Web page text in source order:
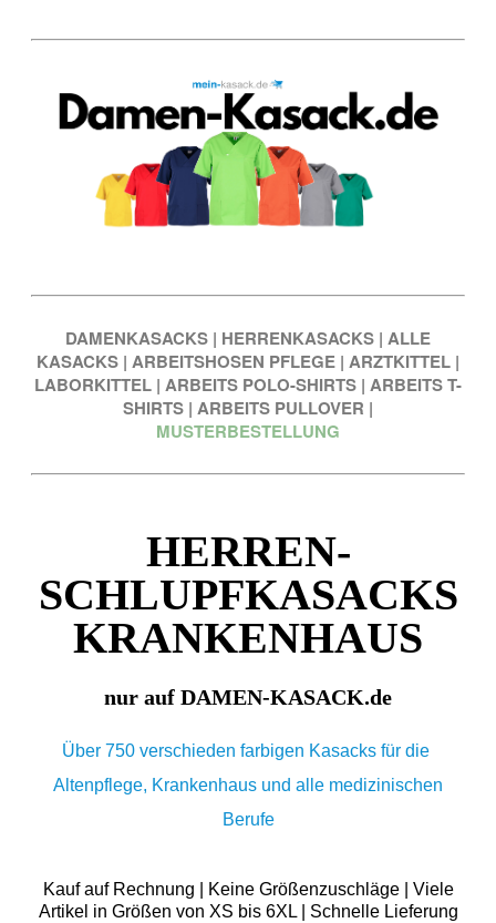
DAMENKASACKS | HERRENKASACKS | ALLE
KASACKS | ARBEITSHOSEN PFLEGE | ARZTKITTEL |
LABORKITTEL | ARBEITS POLO-SHIRTS | ARBEITS T-
SHIRTS | ARBEITS PULLOVER |
MUSTERBESTELLUNG
HERREN-
SCHLUPFKASACKS
KRANKENHAUS
nur auf DAMEN-KASACK.de
Über 750 verschieden farbigen Kasacks für die
Altenpflege, Krankenhaus und alle medizinischen
Berufe
Kauf auf Rechnung | Keine Größenzuschläge | Viele
Artikel in Größen von XS bis 6XL | Schnelle Lieferung